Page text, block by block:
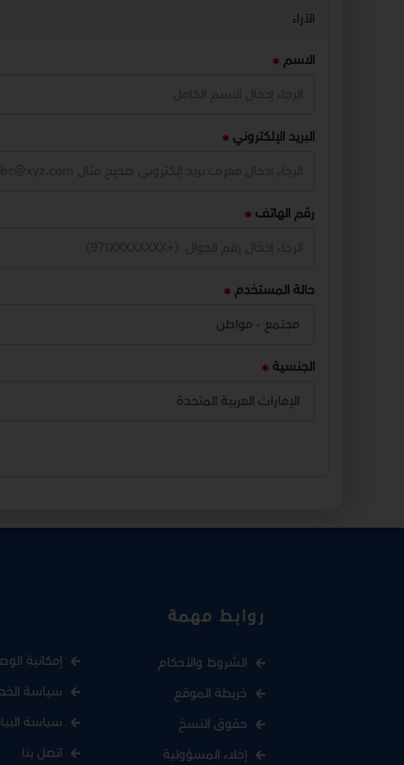
الآراء
الاسم
البريد الإلكتروني
رقم الهاتف
حالة المستخدم
الجنسية
روابط مهمة
الشروط والأحكام
خريطة الموقع
حقوق النسخ
إخلاء المسؤولية
إمكانية
سياسة
سياسة
اتصل بنا